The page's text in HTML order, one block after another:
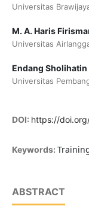
Universitas
M. A. Haris
Universitas
Endang Sholihatin
Universitas
DOI: https://
Keywords:
ABSTRACT